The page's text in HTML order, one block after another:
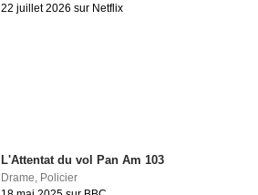
22 juillet 2026 sur Netflix
L'Attentat du vol Pan Am 103
Drame Policier